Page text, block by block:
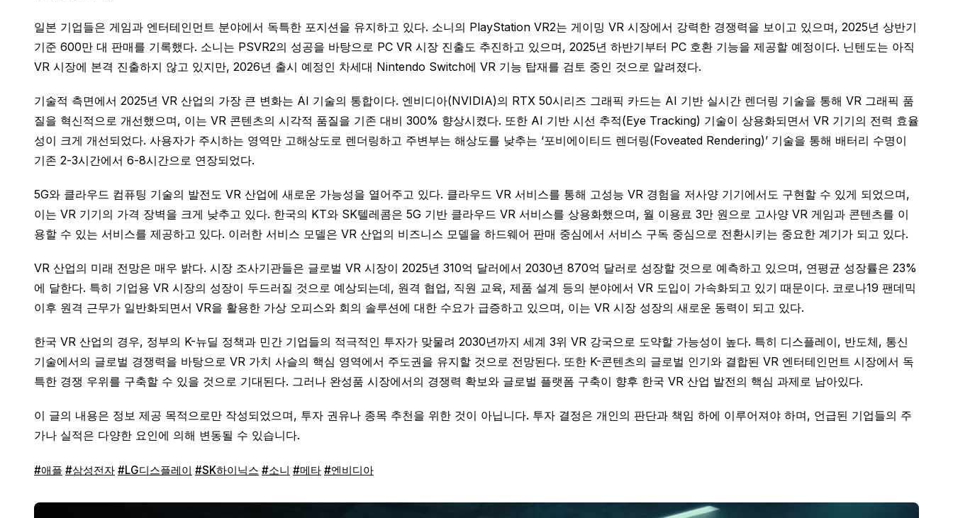
일본 기업들은 게임과 엔터테인먼트 분야에서 독특한 포지션을 유지하고 있다. 소니의 PlayStation VR2는 게이밍 VR 시장에서 강력한 경쟁력을 보이고 있으며, 2025년 상반기
기준 600만 대 판매를 기록했다. 소니는 PSVR2의 성공을 바탕으로 PC VR 시장 진출도 추진하고 있으며, 2025년 하반기부터 PC 호환 기능을 제공할 예정이다. 닌텐도는 아직
VR 시장에 본격 진출하지 않고 있지만, 2026년 출시 예정인 차세대 Nintendo Switch에 VR 기능 탑재를 검토 중인 것으로 알려졌다.
기술적 측면에서 2025년 VR 산업의 가장 큰 변화는 AI 기술의 통합이다. 엔비디아(NVIDIA)의 RTX 50시리즈 그래픽 카드는 AI 기반 실시간 렌더링 기술을 통해 VR 그래픽 품
질을 혁신적으로 개선했으며, 이는 VR 콘텐츠의 시각적 품질을 기존 대비 300% 향상시켰다. 또한 AI 기반 시선 추적(Eye Tracking) 기술이 상용화되면서 VR 기기의 전력 효율
성이 크게 개선되었다. 사용자가 주시하는 영역만 고해상도로 렌더링하고 주변부는 해상도를 낮추는 ‘포비에이티드 렌더링(Foveated Rendering)’ 기술을 통해 배터리 수명이
기존 2-3시간에서 6-8시간으로 연장되었다.
5G와 클라우드 컴퓨팅 기술의 발전도 VR 산업에 새로운 가능성을 열어주고 있다. 클라우드 VR 서비스를 통해 고성능 VR 경험을 저사양 기기에서도 구현할 수 있게 되었으며,
이는 VR 기기의 가격 장벽을 크게 낮추고 있다. 한국의 KT와 SK텔레콤은 5G 기반 클라우드 VR 서비스를 상용화했으며, 월 이용료 3만 원으로 고사양 VR 게임과 콘텐츠를 이
용할 수 있는 서비스를 제공하고 있다. 이러한 서비스 모델은 VR 산업의 비즈니스 모델을 하드웨어 판매 중심에서 서비스 구독 중심으로 전환시키는 중요한 계기가 되고 있다.
VR 산업의 미래 전망은 매우 밝다. 시장 조사기관들은 글로벌 VR 시장이 2025년 310억 달러에서 2030년 870억 달러로 성장할 것으로 예측하고 있으며, 연평균 성장률은 23%
에 달한다. 특히 기업용 VR 시장의 성장이 두드러질 것으로 예상되는데, 원격 협업, 직원 교육, 제품 설계 등의 분야에서 VR 도입이 가속화되고 있기 때문이다. 코로나19 팬데믹
이후 원격 근무가 일반화되면서 VR을 활용한 가상 오피스와 회의 솔루션에 대한 수요가 급증하고 있으며, 이는 VR 시장 성장의 새로운 동력이 되고 있다.
한국 VR 산업의 경우, 정부의 K-뉴딜 정책과 민간 기업들의 적극적인 투자가 맞물려 2030년까지 세계 3위 VR 강국으로 도약할 가능성이 높다. 특히 디스플레이, 반도체, 통신
기술에서의 글로벌 경쟁력을 바탕으로 VR 가치 사슬의 핵심 영역에서 주도권을 유지할 것으로 전망된다. 또한 K-콘텐츠의 글로벌 인기와 결합된 VR 엔터테인먼트 시장에서 독
특한 경쟁 우위를 구축할 수 있을 것으로 기대된다. 그러나 완성품 시장에서의 경쟁력 확보와 글로벌 플랫폼 구축이 향후 한국 VR 산업 발전의 핵심 과제로 남아있다.
이 글의 내용은 정보 제공 목적으로만 작성되었으며, 투자 권유나 종목 추천을 위한 것이 아닙니다. 투자 결정은 개인의 판단과 책임 하에 이루어져야 하며, 언급된 기업들의 주
가나 실적은 다양한 요인에 의해 변동될 수 있습니다.
#애플 #삼성전자 #LG디스플레이 #SK하이닉스 #소니 #메타 #엔비디아